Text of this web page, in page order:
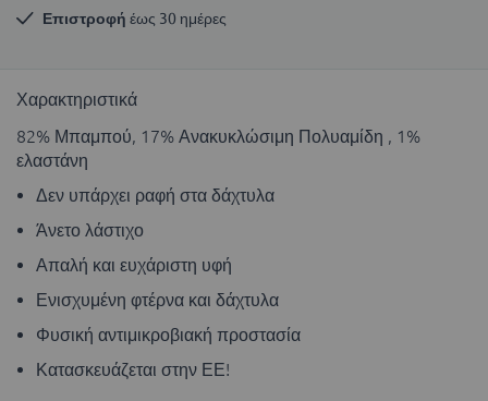
Επιστροφή έως 30 ημέρες
Χαρακτηριστικά
82% Μπαμπού, 17% Ανακυκλώσιμη Πολυαμίδη , 1%
ελαστάνη
Δεν υπάρχει ραφή στα δάχτυλα
Άνετο λάστιχο
Απαλή και ευχάριστη υφή
Ενισχυμένη φτέρνα και δάχτυλα
Φυσική αντιμικροβιακή προστασία
Κατασκευάζεται στην ΕΕ!